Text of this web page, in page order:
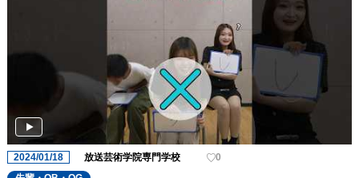
2024/01/18 放送芸術学院専門学校
0